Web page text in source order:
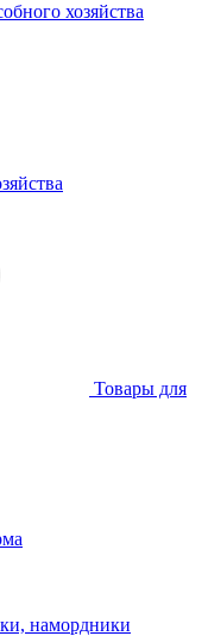
хозяйства
Товары для
намордники